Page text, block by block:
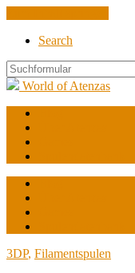
Search
World of Atenzas
3DP, Filamentspulen